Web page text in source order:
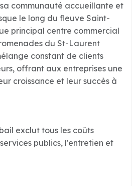
communauté accueillante et
le long du fleuve Saint-
principal centre commercial
du St-Laurent
constant de clients
offrant aux entreprises une
croissance et leur succès à
exclut tous les coûts
publics, l'entretien et